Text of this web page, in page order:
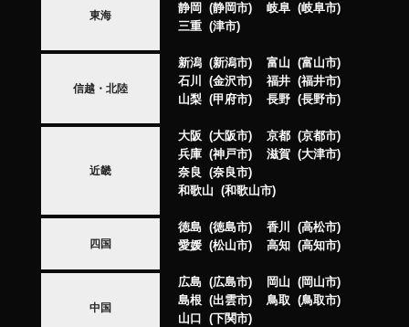
東海
静岡
静岡市 岐阜
岐阜市
三重
津市
信越・北陸
新潟 新潟市 富山
富山市
石川
金沢市 福井
福井市
山梨
甲府市 長野 長野市
近畿
大阪 大阪市 京都
京都市
兵庫
神戸市 滋賀
大津市
奈良
奈良市
和歌山
和歌山市
四国
徳島 徳島市 香川
高松市
愛媛
松山市 高知 高知市
中国
広島 広島市 岡山
岡山市
島根
出雲市 鳥取
鳥取市
山口
下関市